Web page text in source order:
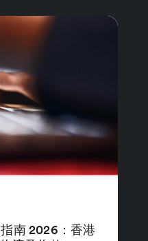
南 2026：香港